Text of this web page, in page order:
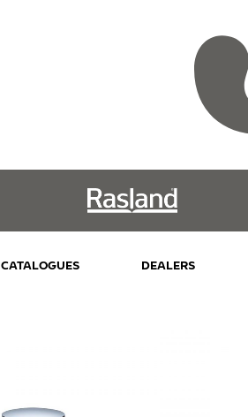
CATALOGUES DEALERS